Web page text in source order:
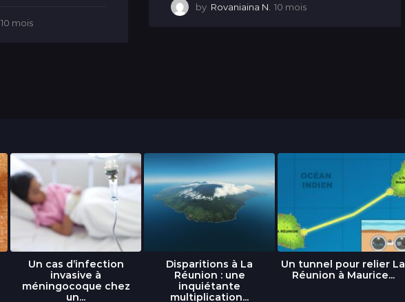
10 mois
by Rovaniaina N. 10 mois1
Un cas d’infection
invasive à
méningocoque chez
un...
Disparitions à La
Réunion : une
inquiétante
multiplication...
Un tunnel pour relier La
Réunion à Maurice...